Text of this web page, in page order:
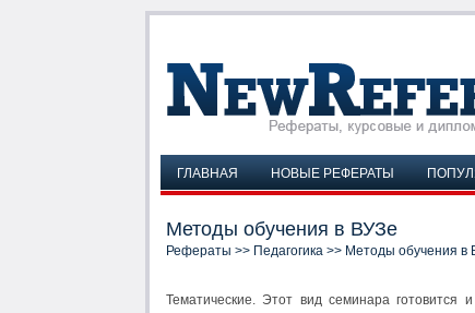
ГЛАВНАЯ НОВЫЕ РЕФЕРАТЫ
Методы обучения в ВУЗе
Рефераты >> Педагогика >> Методы обучения в
Тематические. Этот вид семинара готовится